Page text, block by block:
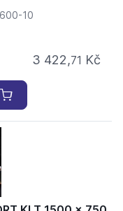
10
3 422,71 Kč